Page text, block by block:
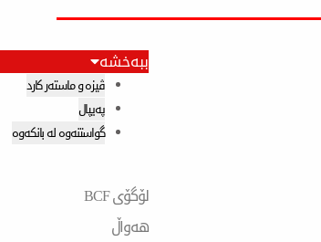
ببەخشە
ڤیزە و ماستەر کارد
پەیپال
گواستنەوە لە بانکەوە
لۆگۆی BCF
هەواڵ